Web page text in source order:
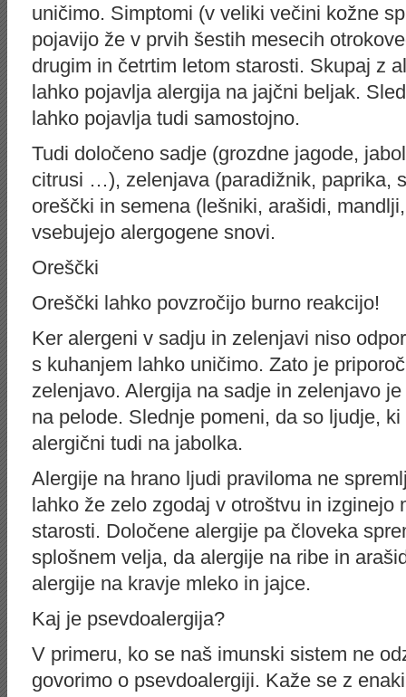
uničimo. Simptomi (v veliki večini kožne
pojavijo že v prvih šestih mesecih
drugim in četrtim letom starosti. Skupaj z
lahko pojavlja alergija na jajčni beljak.
lahko pojavlja tudi samostojno.
Tudi določeno sadje (grozdne jagode,
citrusi …), zelenjava (paradižnik, paprika,
oreščki in semena (lešniki, arašidi,
vsebujejo alergogene snovi.
Oreščki
Oreščki lahko povzročijo burno reakcijo!
Ker alergeni v sadju in zelenjavi niso
s kuhanjem lahko uničimo. Zato je
zelenjavo. Alergija na sadje in zelenjavo
na pelode. Slednje pomeni, da so ljudje, ki
alergični tudi na jabolka.
Alergije na hrano ljudi praviloma ne
lahko že zelo zgodaj v otroštvu in izginejo
starosti. Določene alergije pa človeka
splošnem velja, da alergije na ribe in
alergije na kravje mleko in jajce.
Kaj je psevdoalergija?
V primeru, ko se naš imunski sistem ne
govorimo o psevdoalergiji. Kaže se z